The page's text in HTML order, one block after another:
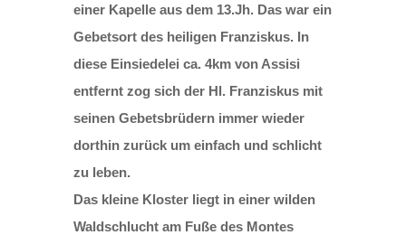
einer Kapelle aus dem 13.Jh. Das war ein
Gebetsort des heiligen Franziskus. In
diese Einsiedelei ca. 4km von Assisi
entfernt zog sich der Hl. Franziskus mit
seinen Gebetsbrüdern immer wieder
dorthin zurück um einfach und schlicht
zu leben.
Das kleine Kloster liegt in einer wilden
Waldschlucht am Fuße des Montes